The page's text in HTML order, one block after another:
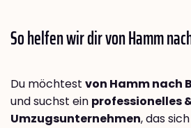
So helfen wir dir von Hamm
Du möchtest von Hamm nach
und suchst ein professionelles
Umzugsunternehmen, das